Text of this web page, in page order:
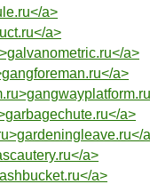
a>
a>
a>
a>
a>
a>
a>